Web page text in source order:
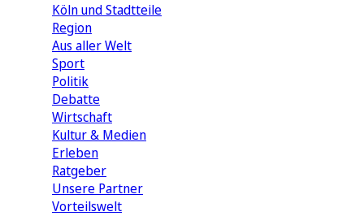
Köln und Stadtteile
Region
Aus aller Welt
Sport
Politik
Debatte
Wirtschaft
Kultur & Medien
Erleben
Ratgeber
Unsere Partner
Vorteilswelt